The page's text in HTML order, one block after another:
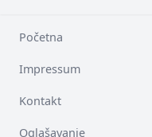
Početna
Impressum
Kontakt
Oglašavanje